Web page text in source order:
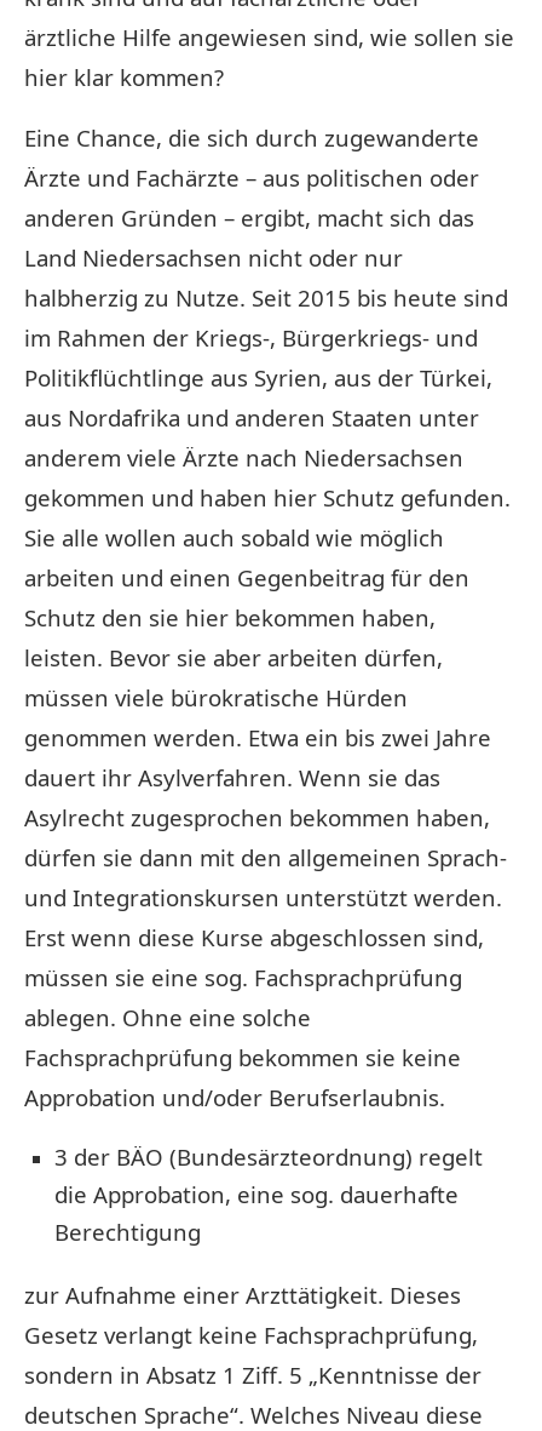
ärztliche Hilfe angewiesen sind, wie sollen sie
hier klar kommen?
Eine Chance, die sich durch zugewanderte
Ärzte und Fachärzte – aus politischen oder
anderen Gründen – ergibt, macht sich das
Land Niedersachsen nicht oder nur
halbherzig zu Nutze. Seit 2015 bis heute sind
im Rahmen der Kriegs-, Bürgerkriegs- und
Politikflüchtlinge aus Syrien, aus der Türkei,
aus Nordafrika und anderen Staaten unter
anderem viele Ärzte nach Niedersachsen
gekommen und haben hier Schutz gefunden.
Sie alle wollen auch sobald wie möglich
arbeiten und einen Gegenbeitrag für den
Schutz den sie hier bekommen haben,
leisten. Bevor sie aber arbeiten dürfen,
müssen viele bürokratische Hürden
genommen werden. Etwa ein bis zwei Jahre
dauert ihr Asylverfahren. Wenn sie das
Asylrecht zugesprochen bekommen haben,
dürfen sie dann mit den allgemeinen Sprach-
und Integrationskursen unterstützt werden.
Erst wenn diese Kurse abgeschlossen sind,
müssen sie eine sog. Fachsprachprüfung
ablegen. Ohne eine solche
Fachsprachprüfung bekommen sie keine
Approbation und/oder Berufserlaubnis.
3 der BÄO (Bundesärzteordnung) regelt
die Approbation, eine sog. dauerhafte
Berechtigung
zur Aufnahme einer Arzttätigkeit. Dieses
Gesetz verlangt keine Fachsprachprüfung,
sondern in Absatz 1 Ziff. 5 „Kenntnisse der
deutschen Sprache“. Welches Niveau diese